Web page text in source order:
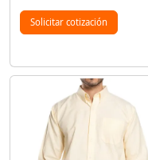
Solicitar cotización